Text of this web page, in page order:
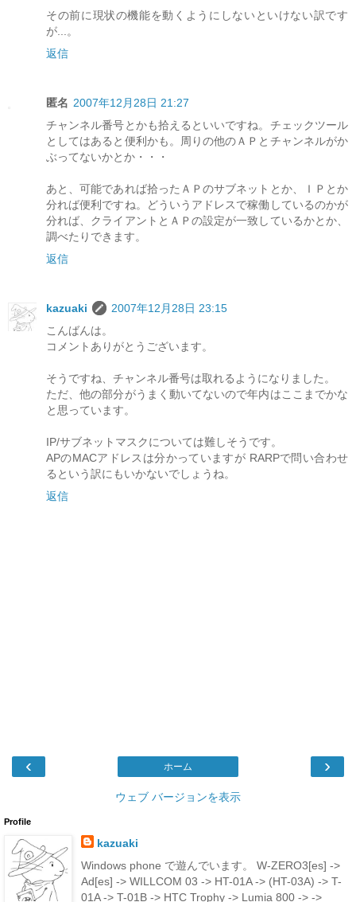
その前に現状の機能を動くようにしないといけない訳です
が...。
返信
匿名 2007年12月28日 21:27
チャンネル番号とかも拾えるといいですね。チェックツール
としてはあると便利かも。周りの他のＡＰとチャンネルがか
ぶってないかとか・・・
あと、可能であれば拾ったＡＰのサブネットとか、ＩＰとか
分れば便利ですね。どういうアドレスで稼働しているのかが
分れば、クライアントとＡＰの設定が一致しているかとか、
調べたりできます。
返信
kazuaki
2007年12月28日 23:15
こんばんは。
コメントありがとうございます。
そうですね、チャンネル番号は取れるようになりました。
ただ、他の部分がうまく動いてないので年内はここまでかな
と思っています。
IP/サブネットマスクについては難しそうです。
APのMACアドレスは分かっていますが RARPで問い合わせ
るという訳にもいかないでしょうね。
返信
‹ ›
ホーム
ウェブ バージョンを表示
Profile
kazuaki
Windows phone で遊んでいます。 W-ZERO3[es] ->
Ad[es] -> WILLCOM 03 -> HT-01A -> (HT-03A) -> T-
01A -> T-01B -> HTC Trophy -> Lumia 800 -> ->